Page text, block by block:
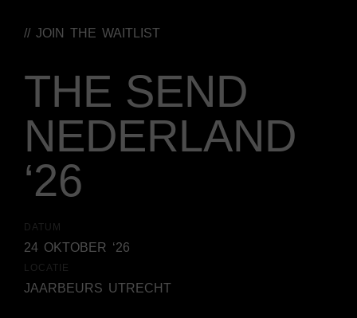
// JOIN THE WAITLIST
THE SEND
NEDERLAND
‘26
DATUM
24 OKTOBER ‘26
LOCATIE
JAARBEURS UTRECHT